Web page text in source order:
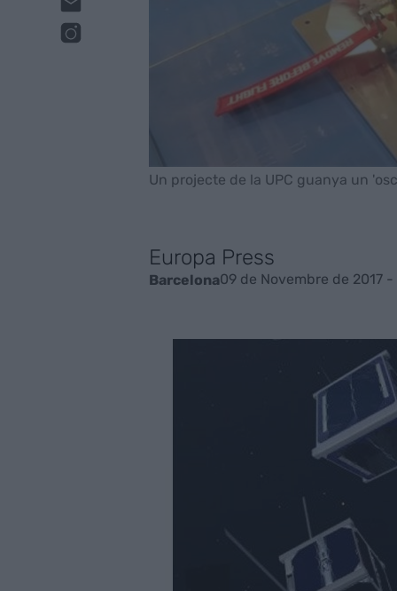
Un projecte de la UPC guanya un
Europa Press
Barcelona09 de Novembre de 2017